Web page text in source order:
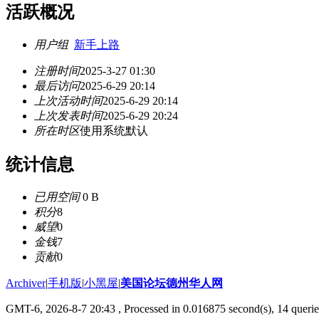
活跃概况
用户组 新手上路
注册时间2025-3-27 01:30
最后访问2025-6-29 20:14
上次活动时间2025-6-29 20:14
上次发表时间2025-6-29 20:24
所在时区使用系统默认
统计信息
已用空间0 B
积分8
威望0
金钱7
贡献0
Archiver|手机版|小黑屋|美国论坛德州华人网
GMT-6, 2026-8-7 20:43 , Processed in 0.016875 second(s), 14